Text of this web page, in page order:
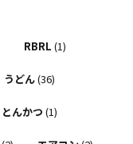
RBRL (1)
うどん(36)
とんかつ (1)